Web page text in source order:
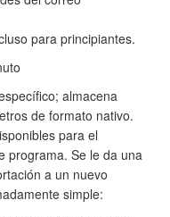
para principiantes.
almacena
de formato nativo.
para el
programa. Se le da una
a un nuevo
simple: